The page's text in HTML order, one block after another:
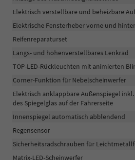
Elektrisch verstellbare und beheizbare
Elektrische Fensterheber vorne und
Reifenreparaturset
Längs- und höhenverstellbares Lenkrad
TOP-LED-Rückleuchten mit animierten
Corner-Funktion für Nebelscheinwerfer
Elektrisch anklappbare Außenspiegel
des Spiegelglas auf der Fahrerseite
Innenspiegel automatisch abblendend
Regensensor
Sicherheitsradschrauben für
Matrix-LED-Scheinwerfer